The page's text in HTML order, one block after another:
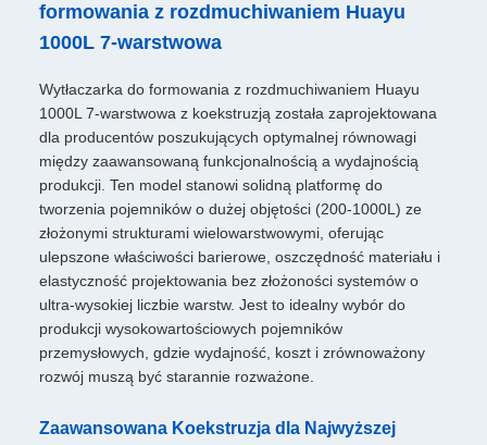
formowania z rozdmuchiwaniem Huayu
1000L 7-warstwowa
Wytłaczarka do formowania z rozdmuchiwaniem Huayu
1000L 7-warstwowa z koekstruzją została zaprojektowana
dla producentów poszukujących optymalnej równowagi
między zaawansowaną funkcjonalnością a wydajnością
produkcji. Ten model stanowi solidną platformę do
tworzenia pojemników o dużej objętości (200-1000L) ze
złożonymi strukturami wielowarstwowymi, oferując
ulepszone właściwości barierowe, oszczędność materiału i
elastyczność projektowania bez złożoności systemów o
ultra-wysokiej liczbie warstw. Jest to idealny wybór do
produkcji wysokowartościowych pojemników
przemysłowych, gdzie wydajność, koszt i zrównoważony
rozwój muszą być starannie rozważone.
Zaawansowana Koekstruzja dla Najwyższej